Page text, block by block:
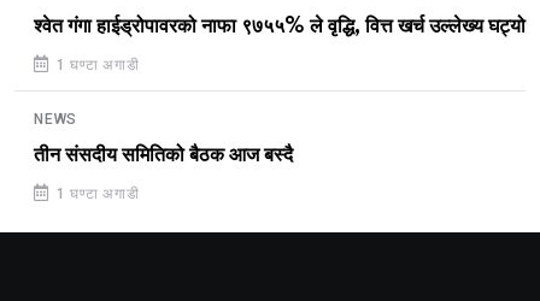
श्वेत गंगा हाईड्रोपावरको नाफा ९७५५% ले वृद्धि, वित्त खर्च उल्लेख्य घट्यो
1 घण्टा अगाडी
NEWS
तीन संसदीय समितिको बैठक आज बस्दै
1 घण्टा अगाडी